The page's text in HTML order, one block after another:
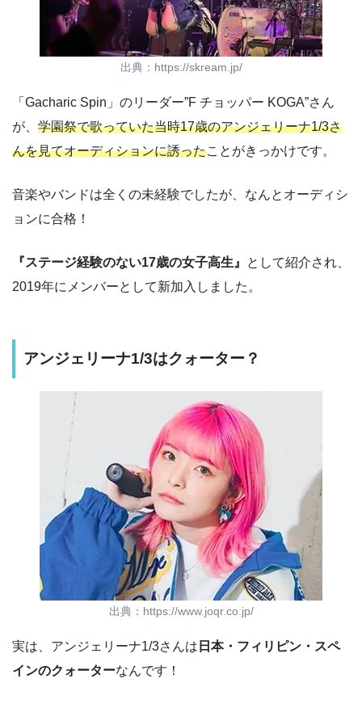
出典：https://skream.jp/
「Gacharic Spin」のリーダー”F チョッパー KOGA”さん
が、 学園祭で歌っていた当時17歳のアンジェリーナ1/3さ
んを見てオーディションに誘ったことがきっかけです。
音楽やバンドは全くの未経験でしたが、なんとオーディシ
ョンに合格！
『ステージ経験のない17歳の女子高生』
として紹介され、
2019年にメンバーとして新加入しました。
アンジェリーナ1/3はクォーター？
出典：https://www.joqr.co.jp/
実は、アンジェリーナ1/3さんは 日本・フィリピン・スペ
インのクォーターなんです！